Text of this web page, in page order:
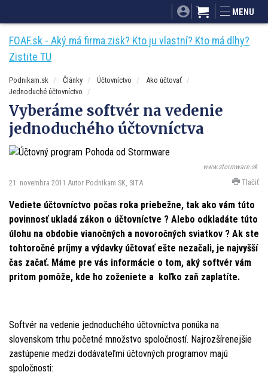
Mnamky-recepty.sk
MENU
FOAF.sk - Aký má firma zisk? Kto ju vlastní? Kto má dlhy?
Zistite TU
Podnikam.sk Články Účtovníctvo
Ako účtovať
Jednoduché účtovníctvo
Vyberáme softvér na vedenie
jednoduchého účtovníctva
www.stormware.sk
21. novembra 2011 Autor Podnikam.SK, SITA Tlačiť
Vediete účtovníctvo počas roka priebežne, tak ako vám túto
povinnosť ukladá zákon o účtovníctve ? Alebo odkladáte túto
úlohu na obdobie vianočných a novoročných sviatkov ? Ak ste
tohtoročné príjmy a výdavky účtovať ešte nezačali, je najvyšší
čas začať. Máme pre vás informácie o tom, aký softvér vám
pritom pomôže, kde ho zoženiete a koľko zaň zaplatíte.
Softvér na vedenie jednoduchého účtovníctva ponúka na
slovenskom trhu početné množstvo spoločností. Najrozšírenejšie
zastúpenie medzi dodávateľmi účtovných programov majú
spoločnosti: